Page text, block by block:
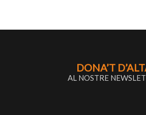
DONA’T
AL NOSTRE